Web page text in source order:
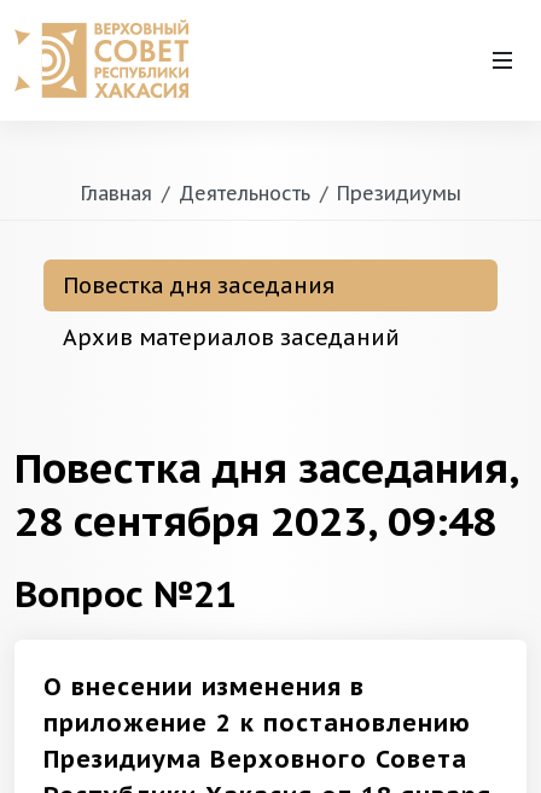
Главная Деятельность Президиумы
Повестка дня заседания
Архив материалов заседаний
Повестка дня заседания,
28 сентября 2023, 09:48
Вопрос №21
О внесении изменения в
приложение 2 к постановлению
Президиума Верховного Совета